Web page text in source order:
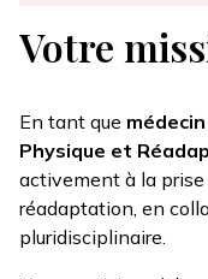
Votre
En tant que
Physique et
activement à la
réadaptation, en
pluridisciplinaire.